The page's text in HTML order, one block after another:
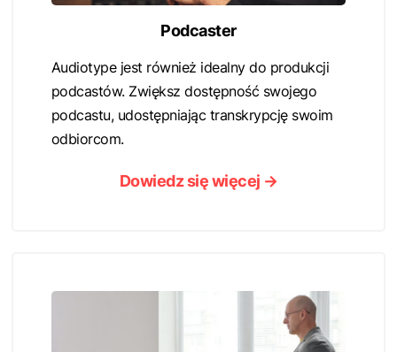
Podcaster
Audiotype jest również idealny do produkcji
podcastów. Zwiększ dostępność swojego
podcastu, udostępniając transkrypcję swoim
odbiorcom.
Dowiedz się więcej →